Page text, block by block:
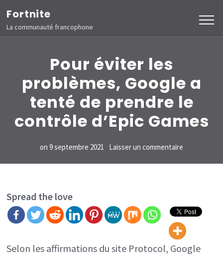
Aller
au
contenu
Fortnite
La communauté francophone
Pour éviter les
problèmes, Google a
tenté de prendre le
contrôle d’Epic Games
on 9 septembre 2021 Laisser un commentaire
Pour
problèmes,
Google
Spread the love
Selon les affirmations du site Protocol, Google